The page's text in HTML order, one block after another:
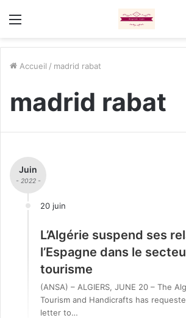
Menu
Accueil / madrid rabat
madrid rabat
Juin
- 2022 -
20 juin
L’Algérie suspend ses
l’Espagne dans le
tourisme
(ANSA) – ALGIERS, JUNE 20 – The
Tourism and Handicrafts has
letter to…